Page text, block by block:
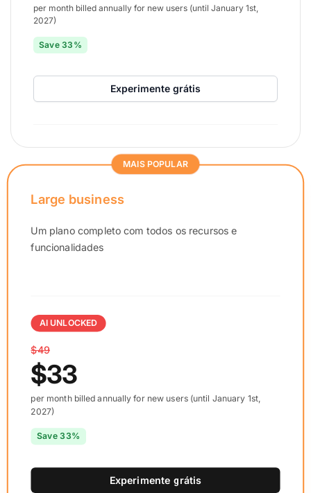
per month billed annually for new users (until January 1st,
2027)
Save 33%
Experimente grátis
MAIS POPULAR
Large business
Um plano completo com todos os recursos e
funcionalidades
AI UNLOCKED
$49
$33
per month billed annually for new users (until January 1st,
2027)
Save 33%
Experimente grátis